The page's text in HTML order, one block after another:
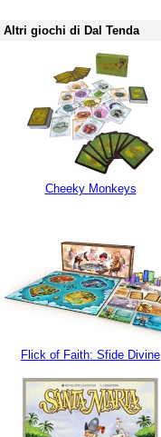
Altri giochi di Dal Tenda
Cheeky Monkeys
Flick of Faith: Sfide Divine